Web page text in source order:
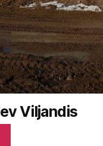
Viljandis